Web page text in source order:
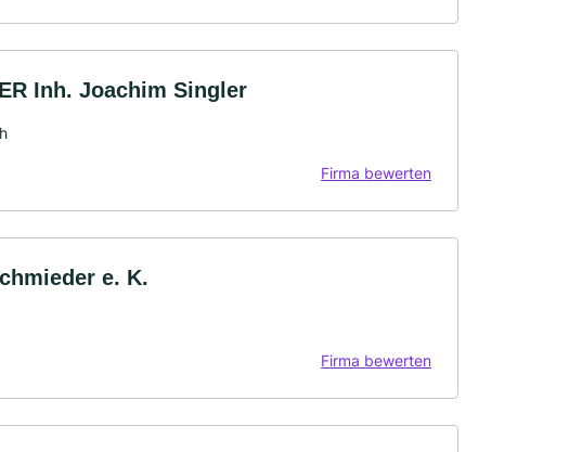
Inh. Joachim Singler
Firma bewerten
e. K.
Firma bewerten